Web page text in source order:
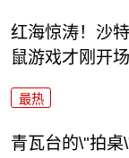
红海惊涛！沙
鼠游戏才刚开场
最热
青瓦台的\"拍